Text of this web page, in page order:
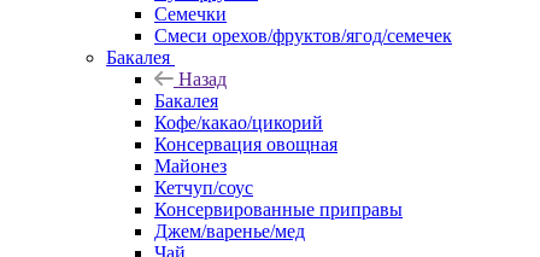
Семечки
Смеси орехов/фруктов/ягод/семечек
Бакалея
Назад
Бакалея
Кофе/какао/цикорий
Консервация овощная
Майонез
Кетчуп/соус
Консервированные приправы
Джем/варенье/мед
Чай